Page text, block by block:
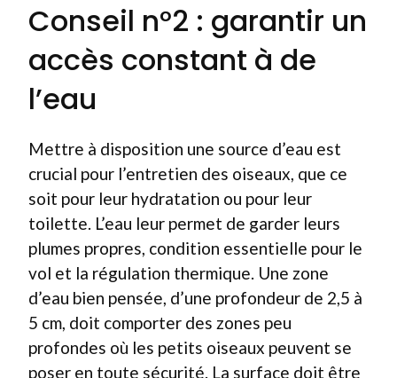
Conseil n°2 : garantir un
accès constant à de
l’eau
Mettre à disposition une source d’eau est
crucial pour l’entretien des oiseaux, que ce
soit pour leur hydratation ou pour leur
toilette. L’eau leur permet de garder leurs
plumes propres, condition essentielle pour le
vol et la régulation thermique. Une zone
d’eau bien pensée, d’une profondeur de 2,5 à
5 cm, doit comporter des zones peu
profondes où les petits oiseaux peuvent se
poser en toute sécurité. La surface doit être